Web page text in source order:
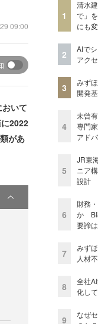
09:00
いて
2022
があ
1
清水
で」
にも
2
AIで
アク
3
みず
開発
4
未曾
専門
アド
5
JR東
ニア
設計
6
財務
か BI
要諦は
7
みず
人材
8
全社
化し
9
なぜ